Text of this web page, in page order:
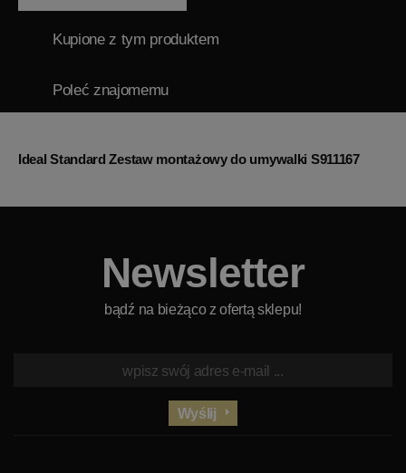
Kupione z tym produktem
Poleć znajomemu
Ideal Standard Zestaw montażowy do umywalki S911167
Newsletter
bądź na bieżąco z ofertą sklepu!
Wyślij